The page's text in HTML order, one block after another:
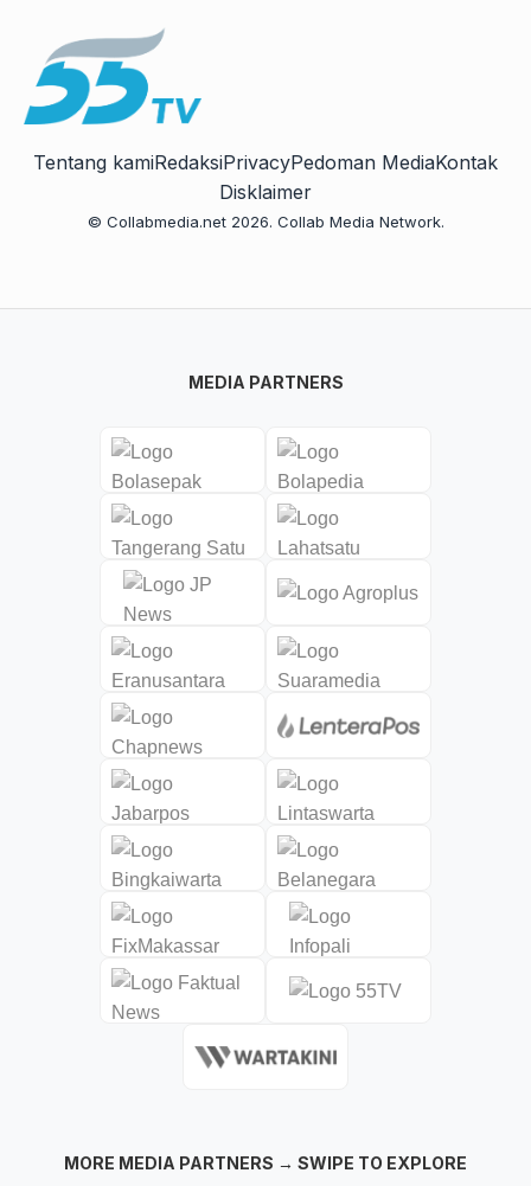
Tentang kamiRedaksiPrivacyPedoman MediaKontak
Disklaimer
© Collabmedia.net 2026. Collab Media Network.
MEDIA PARTNERS
MORE MEDIA PARTNERS → SWIPE TO EXPLORE